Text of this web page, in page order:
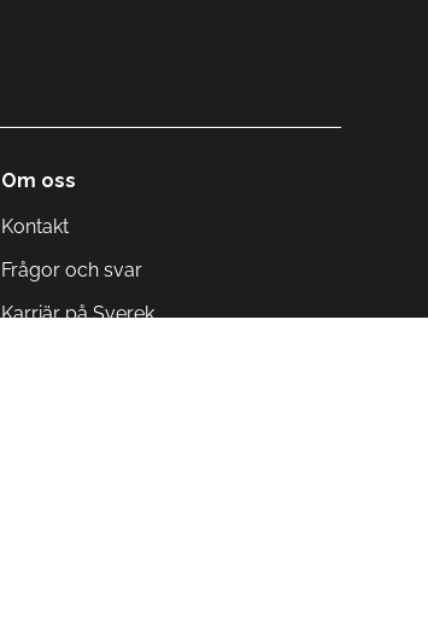
Om oss
Kontakt
Frågor och svar
Karriär på Sverek